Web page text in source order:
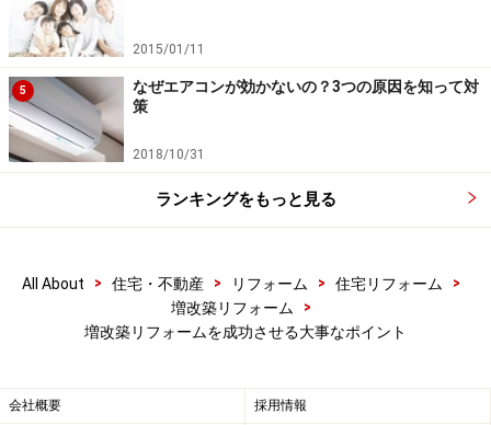
耐震性能の確認は必須、経験豊富なリフォ
ーム会社を選ぶ
増築工事はもちろんのこと、リビングを広くするために
には、耐震性能の確認が必要です。阪神淡路大震災で
壊した住宅も多く見られました。
住宅の耐震性能を保持するためには家全体のバランスが
ような工事をしてしまうと、ねじれが起き、かえって耐
2015/01/11
5
なぜエアコンが効かないの？3つの原因を知って対
策
2018/10/31
ランキングをもっと見る
All About > 住宅・不動産 > リフォーム > 住宅リフォーム
>
増改築リフォーム
>
増改築リフォームを成功させる大事なポイント
会社概要 採用情報